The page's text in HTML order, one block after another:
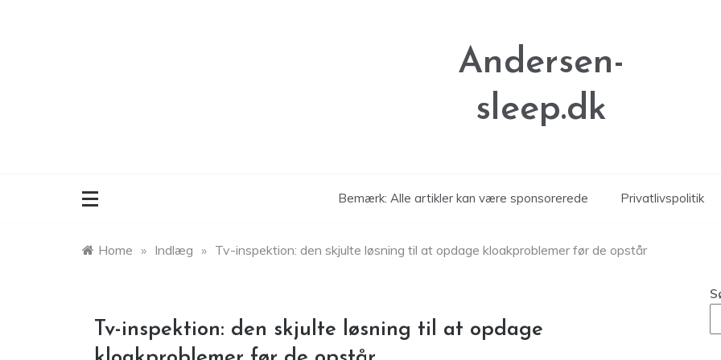
Andersen-
sleep.dk
Bemærk: Alle artikler kan være sponsorerede Privatlivspolitik
Home » Indlæg » Tv-inspektion: den skjulte løsning til at opdage kloakproblemer før de opstår
Tv-inspektion: den skjulte løsning til at opdage